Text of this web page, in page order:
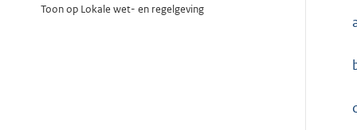
Toon op Lokale wet- en regelgeving